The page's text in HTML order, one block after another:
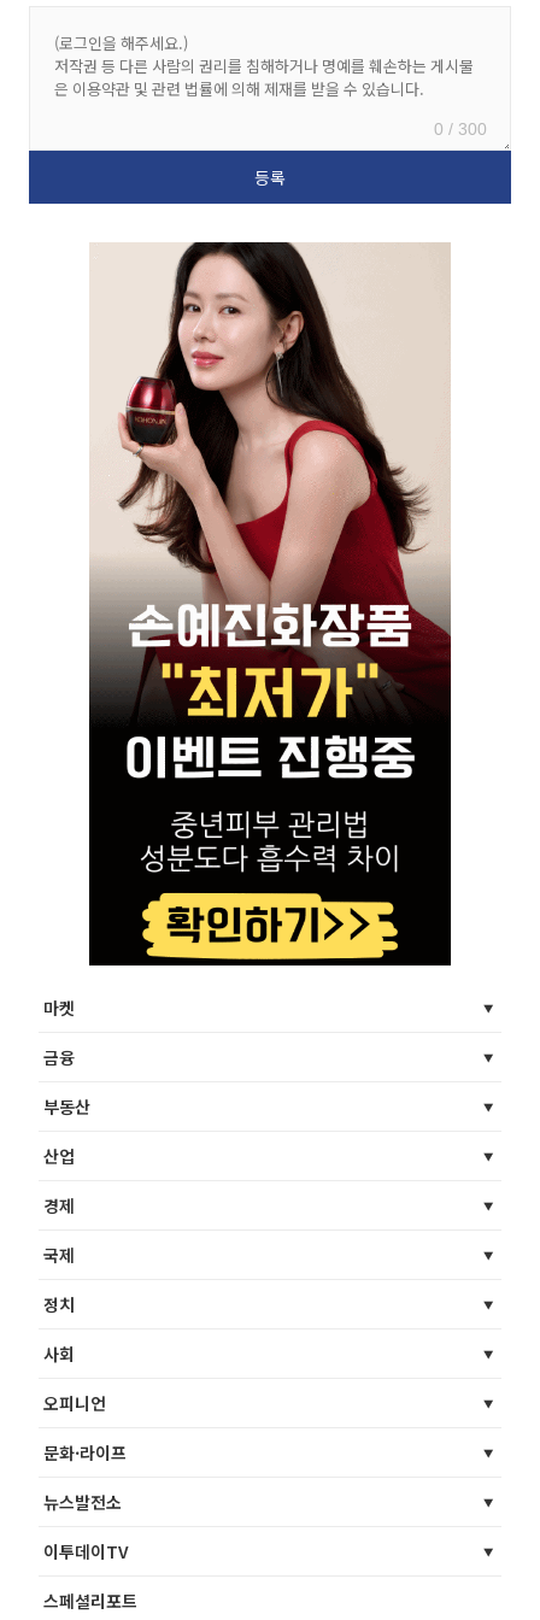
0 / 300
마켓
금융
부동산
산업
경제
국제
정치
사회
오피니언
문화·라이프
뉴스발전소
이투데이TV
스페셜리포트